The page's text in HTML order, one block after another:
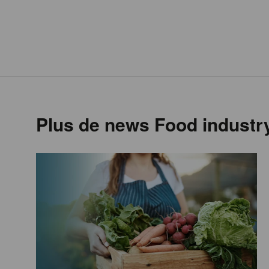
Plus de news Food